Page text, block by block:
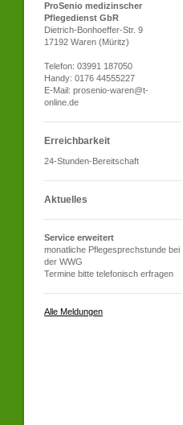
ProSenio medizinscher
Pflegedienst GbR
Dietrich-Bonhoeffer-Str. 9
17192 Waren (Müritz)
Telefon: 03991 187050
Handy: 0176 44555227
E-Mail: prosenio-waren@t-
online.de
Erreichbarkeit
24-Stunden-Bereitschaft
Aktuelles
Service erweitert
monatliche Pflegesprechstunde bei
der WWG
Termine bitte telefonisch erfragen
Alle Meldungen